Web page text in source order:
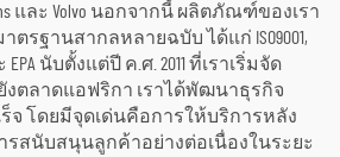
และ Volvo นอกจากนี้ ผลิตภัณฑ์ของเรา
รฐานสากลหลายฉบับ ได้แก่ ISO9001,
และ EPA นับตั้งแต่ปี ค.ศ. 2011 ที่เราเริ่มจัด
ตลาดแอฟริกา เราได้พัฒนาธุรกิจ
จ โดยมีจุดเด่นคือการให้บริการหลัง
สนับสนุนลูกค้าอย่างต่อเนื่องในระยะ